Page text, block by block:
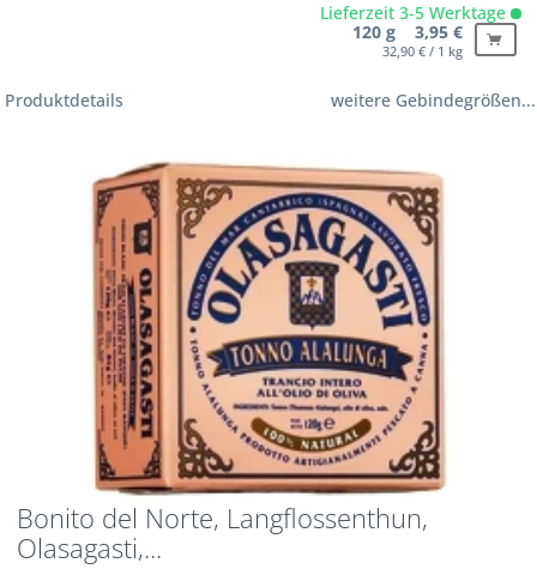
Lieferzeit 3-5 Werktage
120 g 3,95 €
32,90 € / 1 kg
Produktdetails weitere Gebindegrößen...
Bonito del Norte, Langflossenthun,
Olasagasti,...